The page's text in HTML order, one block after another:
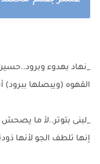
_نهاد بهدوء
القهوه (ويبصلها ببرود)
_لبنى بتوتر..لأ ما
إنها تلطف الجو لأنها